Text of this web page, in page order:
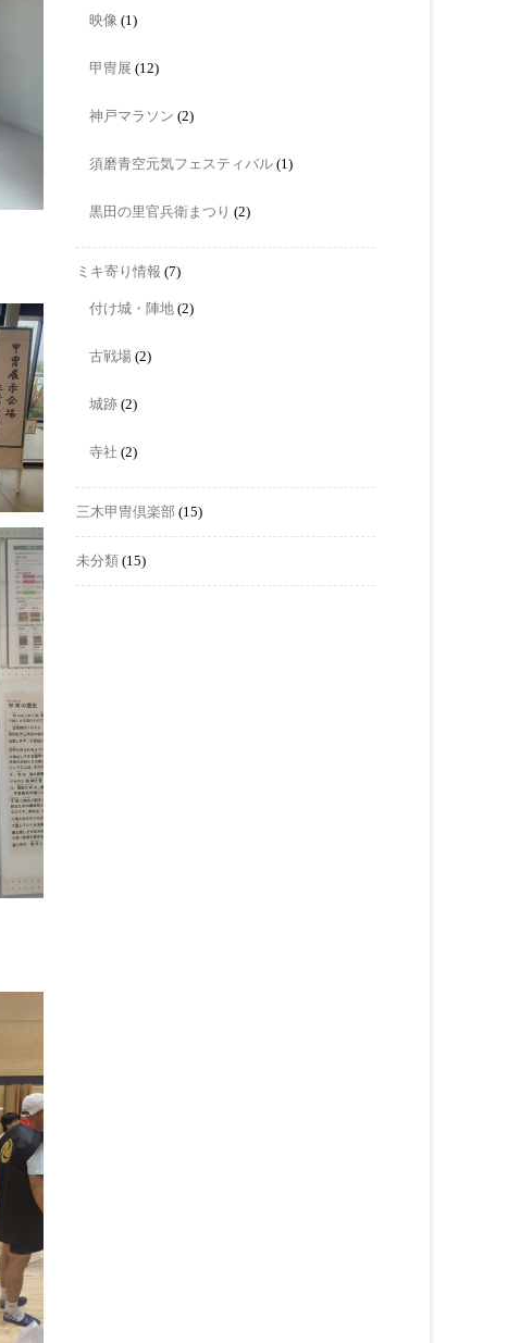
映像 (1)
甲冑展 (12)
神戸マラソン (2)
須磨青空元気フェスティバル (1)
黒田の里官兵衛まつり (2)
ミキ寄り情報 (7)
付け城・陣地 (2)
古戦場 (2)
城跡 (2)
寺社 (2)
三木甲冑倶楽部 (15)
未分類 (15)